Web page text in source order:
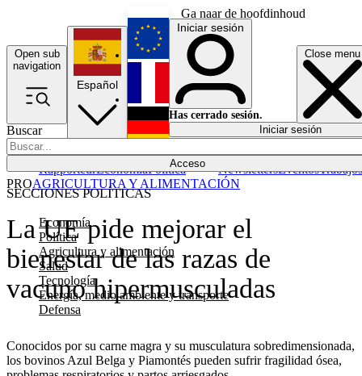
Ga naar de hoofdinhoud
Open sub
navigation
Close menu
Buscar
Acceso
SECCIONES POLÍTICAS
Economía
Política
Agricultura y alimentación
Salud
Tecnología
Energía, medio ambiente y transporte
Defensa
RapporteurEconomíaPolítica NewslettersEventosTrabajos
Español
English
Français
Iniciar sesión
Has cerrado sesión.
Iniciar sesión
La UE pide mejorar el
bienestar de las razas de
vacuno hipermusculadas
Conocidos por su carne magra y su musculatura sobredimensionada,
los bovinos Azul Belga y Piamontés pueden sufrir fragilidad ósea,
PROAGRICULTURA Y ALIMENTACIÓN